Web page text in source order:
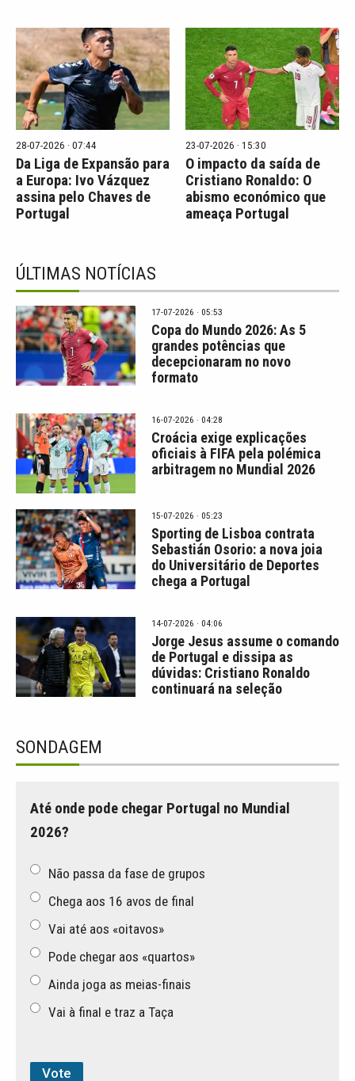
28-07-2026 · 07:44
Da Liga de Expansão para
a Europa: Ivo Vázquez
assina pelo Chaves de
Portugal
23-07-2026 · 15:30
O impacto da saída de
Cristiano Ronaldo: O
abismo económico que
ameaça Portugal
ÚLTIMAS NOTÍCIAS
17-07-2026 · 05:53
Copa do Mundo 2026: As 5
grandes potências que
decepcionaram no novo
formato
16-07-2026 · 04:28
Croácia exige explicações
oficiais à FIFA pela polémica
arbitragem no Mundial 2026
15-07-2026 · 05:23
Sporting de Lisboa contrata
Sebastián Osorio: a nova joia
do Universitário de Deportes
chega a Portugal
14-07-2026 · 04:06
Jorge Jesus assume o comando
de Portugal e dissipa as
dúvidas: Cristiano Ronaldo
continuará na seleção
SONDAGEM
Até onde pode chegar Portugal no Mundial
2026?
Não passa da fase de grupos
Chega aos 16 avos de final
Vai até aos «oitavos»
Pode chegar aos «quartos»
Ainda joga as meias-finais
Vai à final e traz a Taça